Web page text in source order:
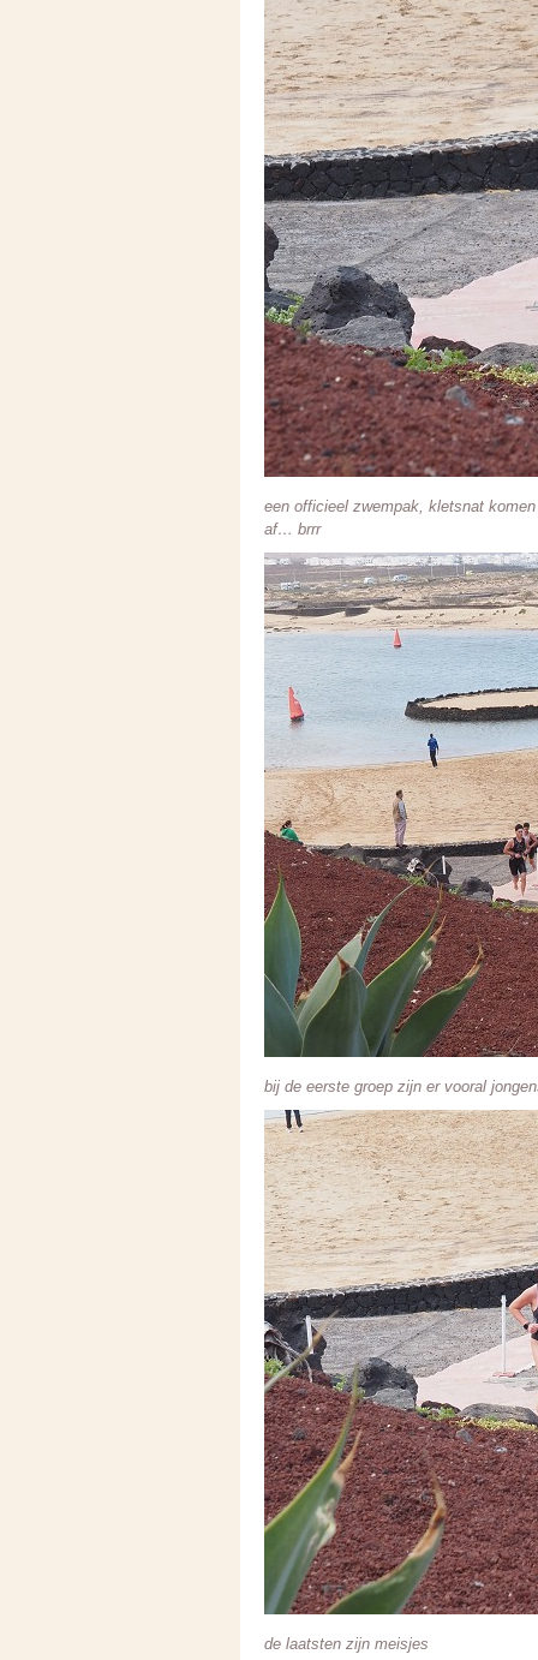
een officieel zwempak, kletsnat
af… brrr
bij de eerste groep zijn er vooral
de laatsten zijn meisjes